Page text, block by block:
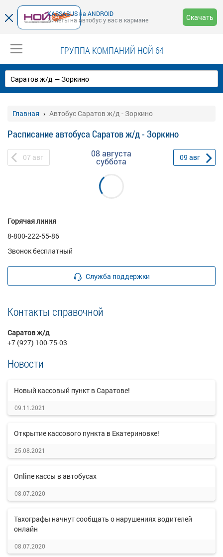
KASSABUS на ANDROID
Билеты на автобус у вас в кармане
Скачать
ГРУППА КОМПАНИЙ НОЙ 64
Главная Автобус Саратов ж/д - Зоркино
Расписание автобуса Саратов ж/д - Зоркино
07 авг 08 августа
суббота 09 авг
Горячая линия
8-800-222-55-86
Звонок бесплатный
Служба поддержки
Контакты справочной
Саратов ж/д
+7 (927) 100-75-03
Новости
Новый кассовый пункт в Саратове!
09.11.2021
Открытие кассового пункта в Екатериновке!
25.08.2021
Online кассы в автобусах
08.07.2020
Тахографы начнут сообщать о нарушениях водителей
онлайн
08.07.2020